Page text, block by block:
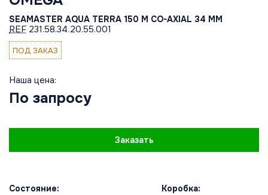
SEAMASTER AQUA TERRA 150 M CO-AXIAL 34 MM
REF 231.58.34.20.55.001
ПОД ЗАКАЗ
Наша цена:
По запросу
Заказать
Состояние:
Коробка: